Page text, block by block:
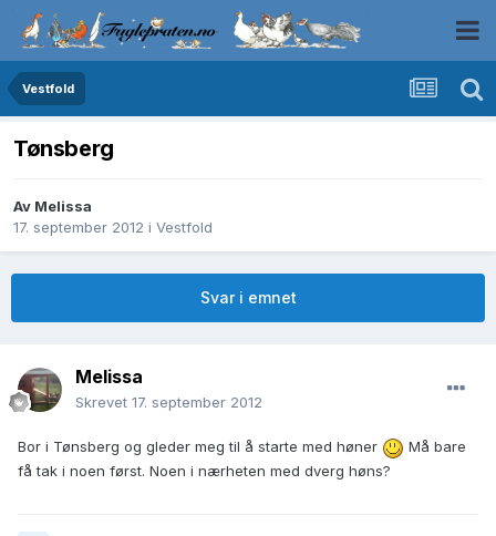
Vestfold
Tønsberg
Av Melissa
17. september 2012 i Vestfold
Svar i emnet
Melissa
Skrevet 17. september 2012
Bor i Tønsberg og gleder meg til å starte med høner
Må bare
få tak i noen først. Noen i nærheten med dverg høns?